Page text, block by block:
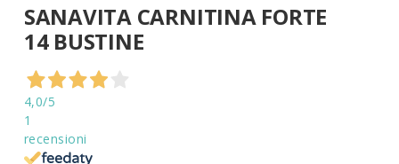
all'inizio
della
galleria
immagini
SANAVITA CARNITINA FORTE
14 BUSTINE
4,0/5
1
recensioni